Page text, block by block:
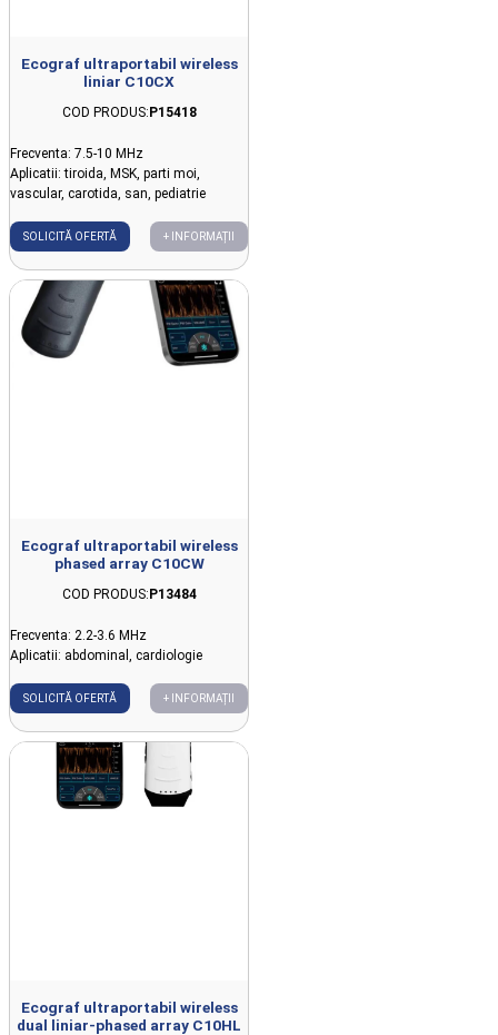
Ecograf ultraportabil wireless
liniar C10CX
COD PRODUS:P15418
Frecventa: 7.5-10 MHz
Aplicatii: tiroida, MSK, parti moi,
vascular, carotida, san, pediatrie
SOLICITĂ OFERTĂ + INFORMAȚII
Ecograf ultraportabil wireless
phased array C10CW
COD PRODUS:P13484
Frecventa: 2.2-3.6 MHz
Aplicatii: abdominal, cardiologie
SOLICITĂ OFERTĂ + INFORMAȚII
Ecograf ultraportabil wireless
dual liniar-phased array C10HL